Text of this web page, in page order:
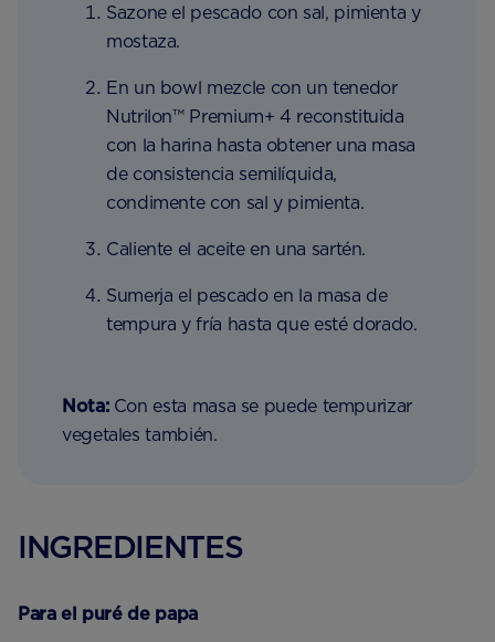
Sazone el pescado con sal, pimienta y
mostaza.
En un bowl mezcle con un tenedor
Nutrilon™ Premium+ 4 reconstituida
con la harina hasta obtener una masa
de consistencia semilíquida,
condimente con sal y pimienta.
Caliente el aceite en una sartén.
Sumerja el pescado en la masa de
tempura y fría hasta que esté dorado.
Nota: Con esta masa se puede tempurizar
vegetales también.
INGREDIENTES
Para el puré de papa